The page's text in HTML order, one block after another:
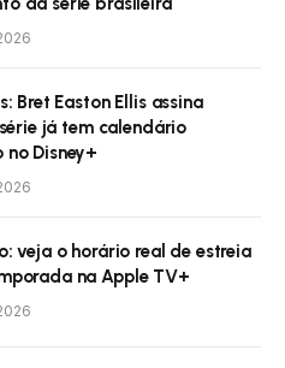
Bret Easton Ellis assina
já tem calendário
no Disney+
veja o horário real de estreia
na Apple TV+